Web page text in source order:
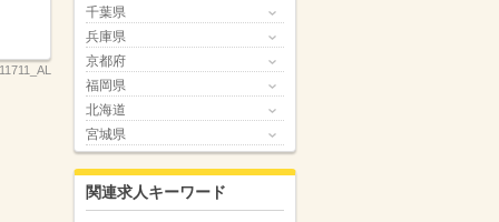
千葉県
兵庫県
京都府
福岡県
北海道
宮城県
関連求人キーワード